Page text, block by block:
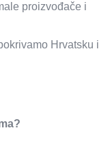
proizvođače i
Hrvatsku i